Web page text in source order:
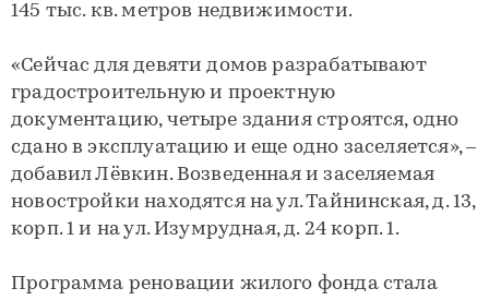
145 тыс. кв. метров недвижимости.
«Сейчас для девяти домов разрабатывают
градостроительную и проектную
документацию, четыре здания строятся, одно
сдано в эксплуатацию и еще одно заселяется», –
добавил Лёвкин. Возведенная и заселяемая
новостройки находятся на ул. Тайнинская, д. 13,
корп. 1 и на ул. Изумрудная, д. 24 корп. 1.
Программа реновации жилого фонда стала